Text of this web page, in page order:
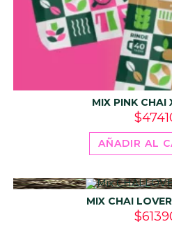
MIX PINK CHAI
$
AÑADIR AL
MIX CHAI
$